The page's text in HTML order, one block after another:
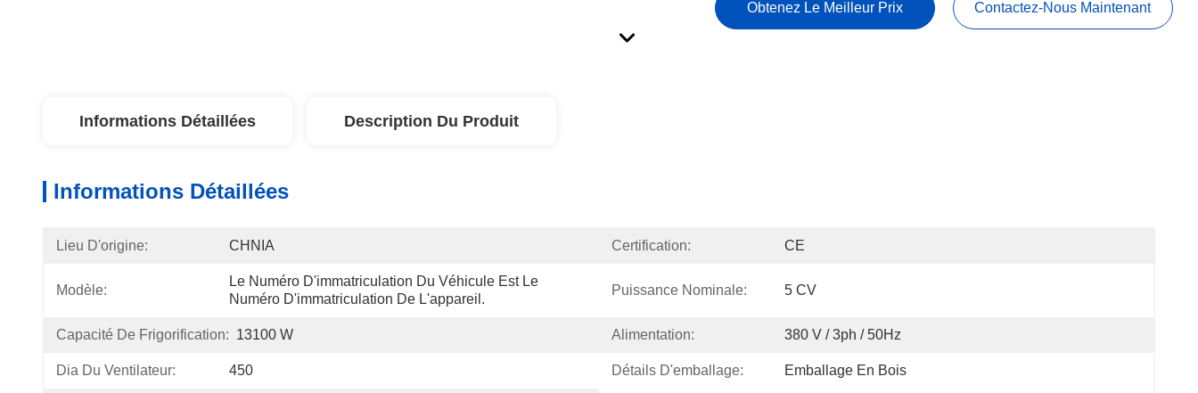
Obtenez Le Meilleur Prix Contactez-Nous Maintenant
Informations Détaillées Description Du Produit
Informations Détaillées
Lieu D'origine: CHNIA Certification: CE
Modèle:
Le Numéro D'immatriculation Du Véhicule Est Le
Numéro D'immatriculation De L'appareil.
Puissance Nominale: 5 CV
Capacité De Frigorification: 13100 W Alimentation: 380 V / 3ph / 50Hz
Dia Du Ventilateur: 450 Détails D'emballage: Emballage En Bois